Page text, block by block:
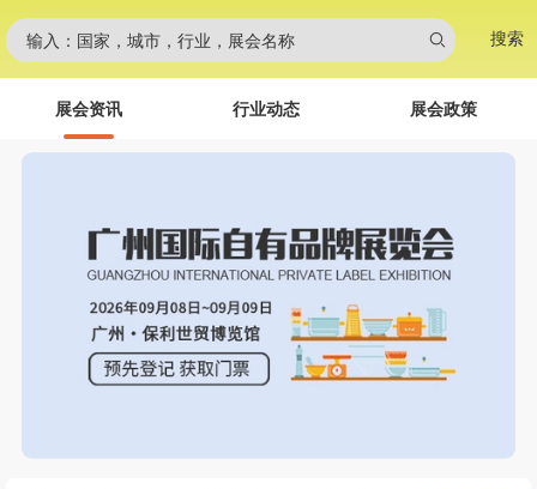
输入：国家，城市，行业，展会名称 搜索
展会资讯 行业动态 展会政策